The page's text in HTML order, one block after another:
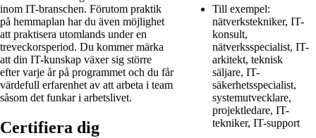
inom IT-branschen. Förutom praktik
på hemmaplan har du även möjlighet
att praktisera utomlands under en
treveckorsperiod. Du kommer märka
att din IT-kunskap växer sig större
efter varje år på programmet och du får
värdefull erfarenhet av att arbeta i team
såsom det funkar i arbetslivet.
Certifiera dig
Till exempel:
nätverkstekniker, IT-
konsult,
nätverksspecialist, IT-
arkitekt, teknisk
säljare, IT-
säkerhetsspecialist,
systemutvecklare,
projektledare, IT-
tekniker, IT-support